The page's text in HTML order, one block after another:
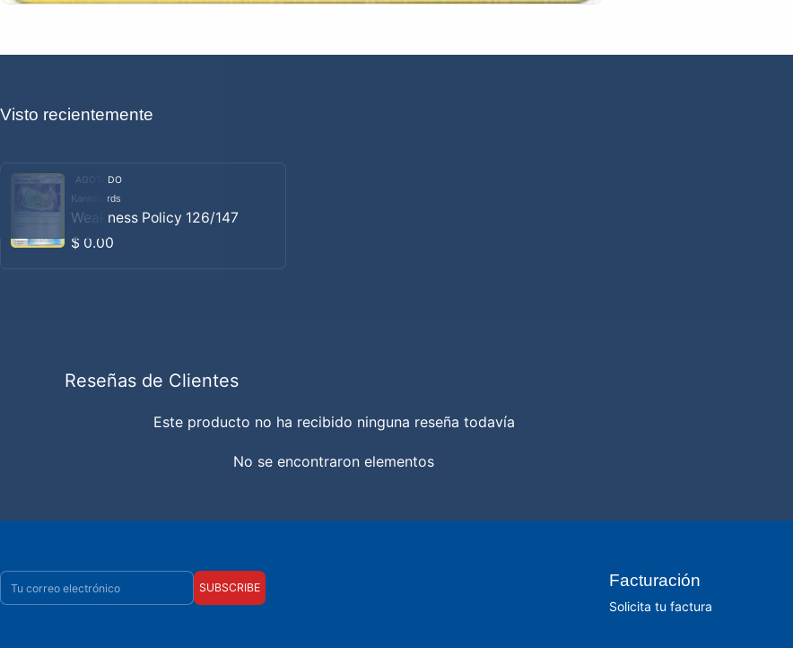
Visto recientemente
AGOTADO
Proveedor:
Kantocards
Weakness Policy 126/147
Precio habitual
$ 0.00
Reseñas de Clientes
Este producto no ha recibido ninguna reseña todavía
No se encontraron elementos
Correo electrónico
SUBSCRIBE Facturación
Solicita tu factura